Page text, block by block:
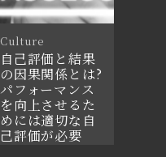
Culture
自己評価と結果
の因果関係とは?
パフォーマンス
を向上させるた
めには適切な自
己評価が必要